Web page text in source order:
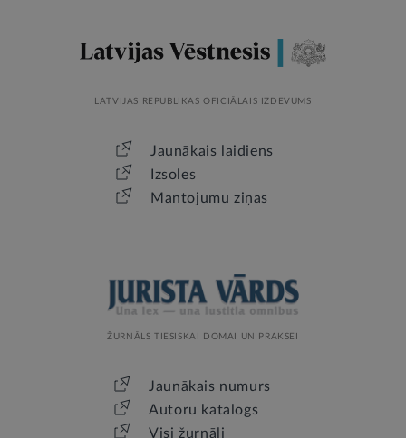
LATVIJAS REPUBLIKAS OFICIĀLAIS IZDEVUMS
Jaunākais laidiens
Izsoles
Mantojumu ziņas
ŽURNĀLS TIESISKAI DOMAI UN PRAKSEI
Jaunākais numurs
Autoru katalogs
Visi žurnāli